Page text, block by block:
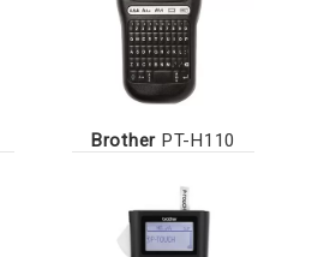
Brother PT-H110